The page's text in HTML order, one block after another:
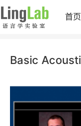
首页
Basic